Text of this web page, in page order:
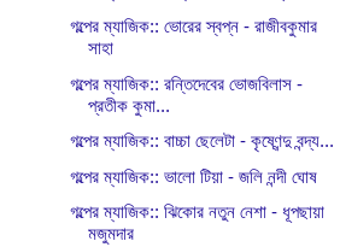
গল্পের ম্যাজিক:: ভোরের স্বপ্ন - রাজীবকুমার
সাহা
গল্পের ম্যাজিক:: রন্তিদেবের ভোজবিলাস -
প্রতীক কুমা...
গল্পের ম্যাজিক:: বাচ্চা ছেলেটা - কৃষ্ণেন্দু বন্দ্য...
গল্পের ম্যাজিক:: ভালো টিয়া - জলি নন্দী ঘোষ
গল্পের ম্যাজিক:: ঝিকোর নতুন নেশা - ধূপছায়া
মজুমদার